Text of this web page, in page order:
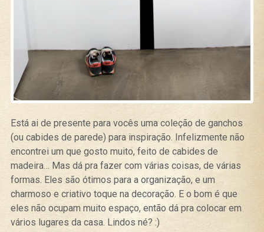
Está ai de presente para vocês uma coleção de ganchos
(ou cabides de parede) para inspiração. Infelizmente não
encontrei um que gosto muito, feito de cabides de
madeira… Mas dá pra fazer com várias coisas, de várias
formas. Eles são ótimos para a organização, e um
charmoso e criativo toque na decoração. E o bom é que
eles não ocupam muito espaço, então dá pra colocar em
vários lugares da casa. Lindos né? :)